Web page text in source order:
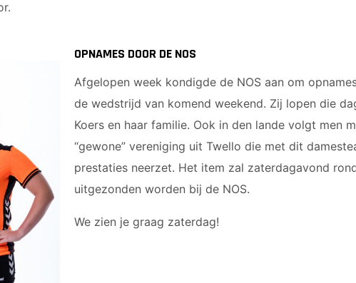
OPNAMES DOOR DE NOS
Afgelopen week kondigde de NOS aan om
de wedstrijd van komend weekend. Zij lopen die
Koers en haar familie. Ook in den lande volgt men
“gewone” vereniging uit Twello die met dit
prestaties neerzet. Het item zal zaterdagavond
uitgezonden worden bij de NOS.
We zien je graag zaterdag!